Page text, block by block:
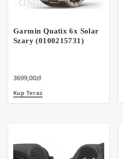
Garmin Quatix 6x Solar
Szary (0100215731)
3699,00zł
Kup Teraz